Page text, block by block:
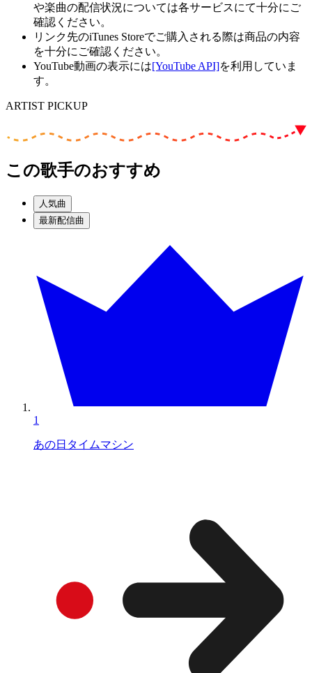
や楽曲の配信状況については各サービスにて十分にご
確認ください。
リンク先のiTunes Storeでご購入される際は商品の内容
を十分にご確認ください。
YouTube動画の表示には[YouTube API]を利用していま
す。
ARTIST PICKUP
この歌手のおすすめ
人気曲
最新配信曲
1
あの日タイムマシン